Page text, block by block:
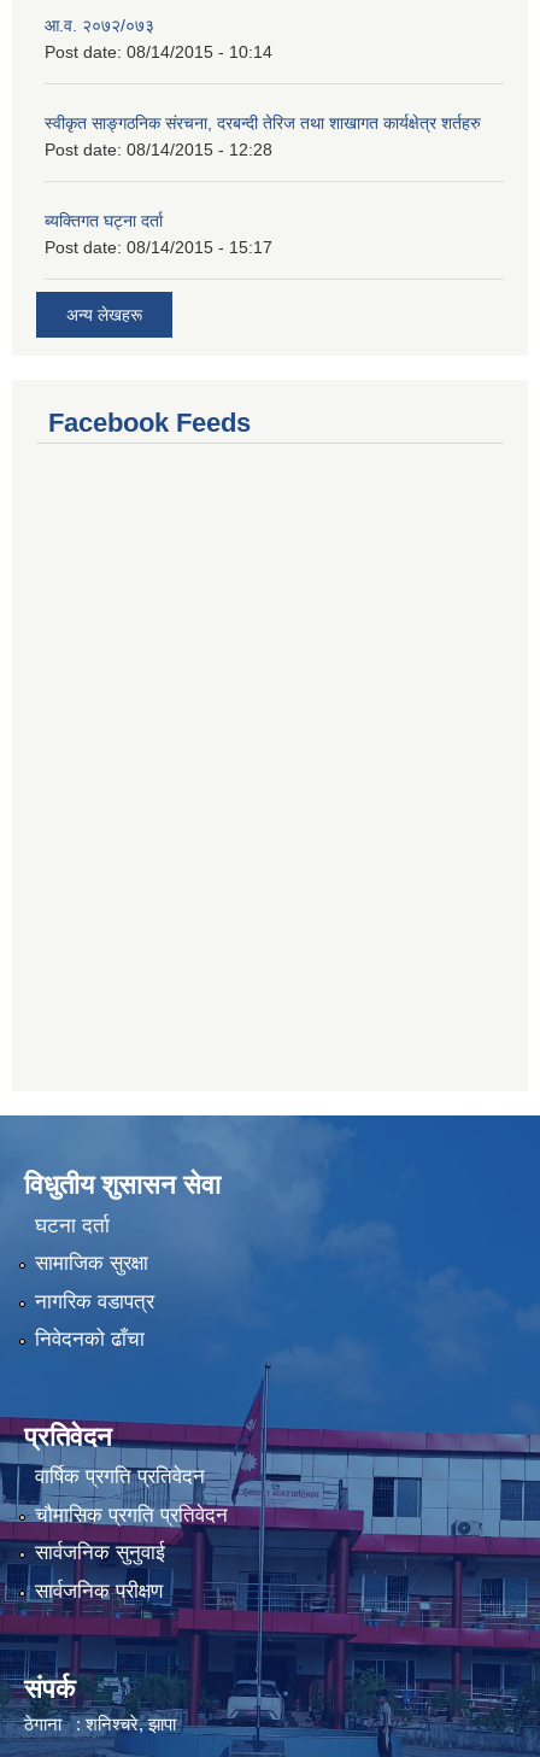
आ.व. २०७२/०७३
Post date: 08/14/2015 - 10:14
स्वीकृत साङ्गठनिक संरचना, दरबन्दी तेरिज तथा शाखागत कार्यक्षेत्र शर्तहरु
Post date: 08/14/2015 - 12:28
ब्यक्तिगत घट्ना दर्ता
Post date: 08/14/2015 - 15:17
अन्य लेखहरू
Facebook Feeds
विधुतीय शुसासन सेवा
घटना दर्ता
सामाजिक सुरक्षा
नागरिक वडापत्र
निवेदनको ढाँचा
प्रतिवेदन
वार्षिक प्रगति प्रतिवेदन
चौमासिक प्रगति प्रतिवेदन
सार्वजनिक सुनुवाई
सार्वजनिक परीक्षण
संपर्क
ठेगाना : शनिश्चरे, झापा